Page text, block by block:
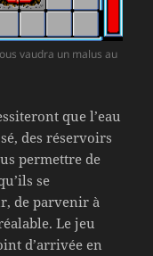
vaudra un malus au
que l’eau
des réservoirs
permettre de
se
de parvenir à
Le jeu
d’arrivée en